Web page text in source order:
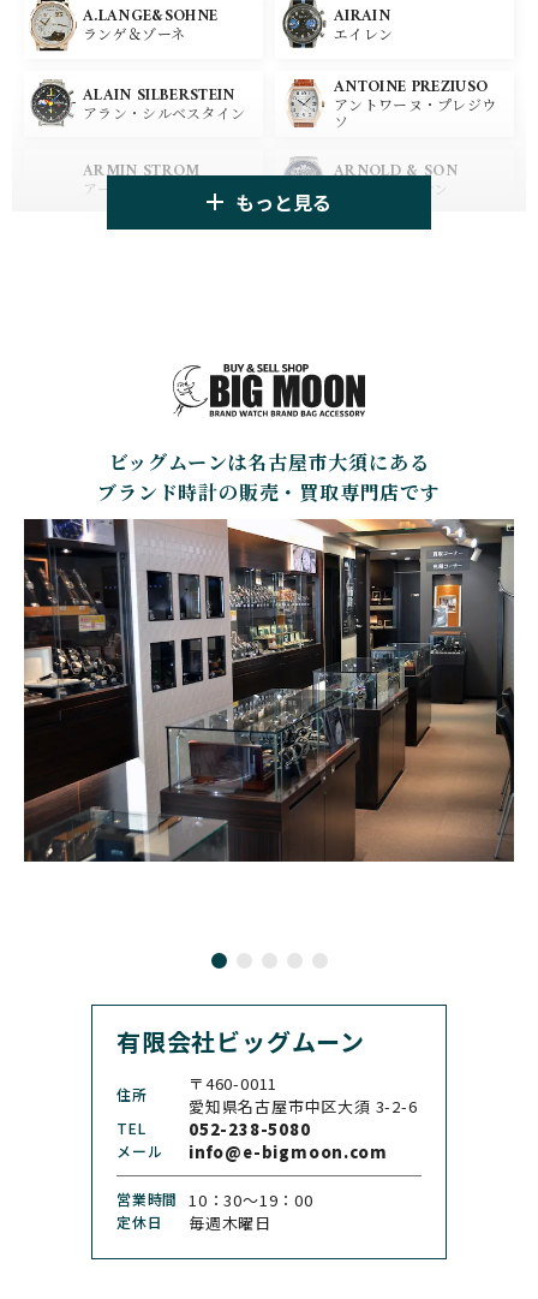
OMEGA
オメガ
BREGUET
ブレゲ
BLANCPAIN
ブランパン
BREITLING
ブライトリング
HUBLOT
ウブロ
ZENITH
BELL＆ROSS SINN
ジン
CARTIER
カルティエ
CHANEL
シャネル
CHOPARD
ショパール
SEIKO
セイコー
GLASHUTTE ORIGINA
L
グラスヒュッテ・オリジ
ナル
CHRONOSWISS
クロノスイス
ALAIN SILBERSTEIN
アラン・シルベスタイン
CITIZEN
シチズン
A.LANGE&SOHNE
ランゲ＆ゾーネ
AIRAIN
エイレン
ALAIN SILBERSTEIN
アラン・シルベスタイン
ANTOINE PREZIUSO
アントワーヌ・プレジウ
ソ
ARMIN STROM
アーミン・シュトローム
ARNOLD & SON
アーノルド&サン
BAMFORD LONDON
バンフォード・ロンドン
BAUME&MERCIER
ボーム＆メルシエ
BEAUBLEU
ボーブルー
BELL＆ROSS
ベル＆ロス
BLANCPAIN
ブランパン
BOLDR Supply Compan
y
ボルダー・サプライ・カ
ンパニー
BOVET
ボヴェ
BREGUET
ブレゲ
BREITLING
ブライトリング
BRUNO SOHNLE Glash
utte
ブルーノ・ゾンレー・ グ
ラスヒュッテ
BULOVA
ブローバ
BVLGARI
CHANEL
シャネル
CHOPARD
ショパール
CHRISTOPHER WARD
クリストファー・ウォー
CHRONO TOKYO
CHRONOSWISS
クロノスイス
CUERVOY SOBRINOS CVSTOS
もっと見る
ビッグムーンは名古屋市大須にある
ブランド時計の販売・買取専門店です
有限会社ビッグムーン
住所
〒460-0011
愛知県名古屋市中区大須 3-2-6
TEL 052-238-5080
メール info@e-bigmoon.com
営業時間 10：30〜19：00
定休日 毎週木曜日